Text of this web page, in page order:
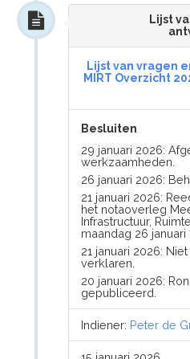
Lijst
Lijst van vragen
MIRT Overzicht
Besluiten
29 januari 2026:
werkzaamheden.
26 januari 2026:
21 januari 2026:
het notaoverleg
Infrastructuur,
maandag 26 januari
21 januari 2026:
verklaren.
20 januari 2026:
gepubliceerd.
Indiener: Peter de